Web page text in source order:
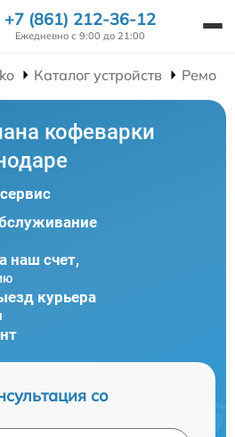
+7 (861) 212-36-12
Ежедневно с 9:00 до 21:00
Каталог устройств
кофеварки
наш счет,
курьера
со